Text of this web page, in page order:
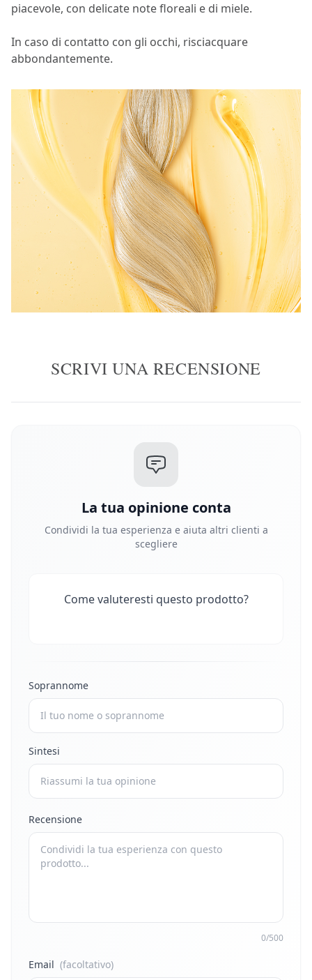
piacevole, con delicate note floreali e di miele.
In caso di contatto con gli occhi, risciacquare
abbondantemente.
SCRIVI UNA RECENSIONE
La tua opinione conta
Condividi la tua esperienza e aiuta altri clienti a
scegliere
Come valuteresti questo prodotto?
Soprannome
Sintesi
Recensione
0/500
Email (facoltativo)